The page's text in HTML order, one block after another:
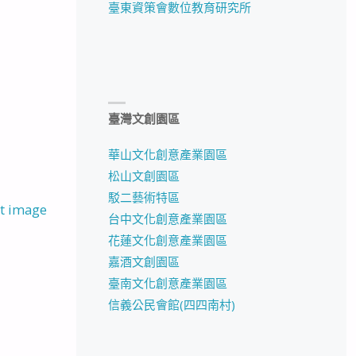
image
臺東資策會數位教育研究所
臺灣文創園區
華山文化創意產業園區
松山文創園區
駁二藝術特區
台中文化創意產業園區
花蓮文化創意產業園區
嘉酒文創園區
臺南文化創意產業園區
信義公民會館(四四南村)